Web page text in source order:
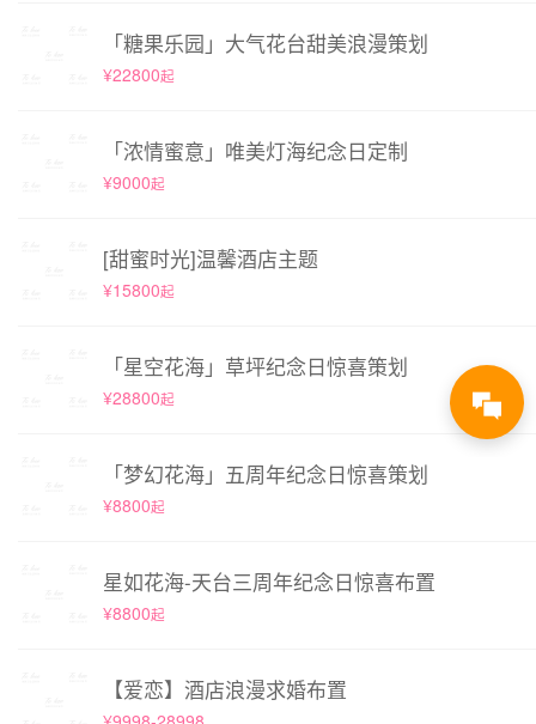
「糖果乐园」大气花台甜美浪漫策划
¥22800起
「浓情蜜意」唯美灯海纪念日定制
¥9000起
[甜蜜时光]温馨酒店主题
¥15800起
「星空花海」草坪纪念日惊喜策划
¥28800起
「梦幻花海」五周年纪念日惊喜策划
¥8800起
星如花海-天台三周年纪念日惊喜布置
¥8800起
【爱恋】酒店浪漫求婚布置